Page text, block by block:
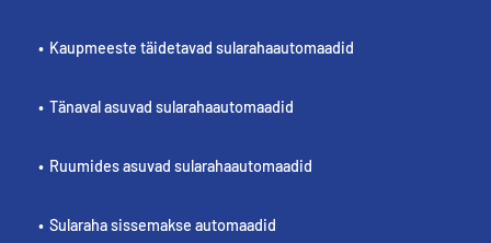
Kaupmeeste täidetavad sularahaautomaadid
Tänaval asuvad sularahaautomaadid
Ruumides asuvad sularahaautomaadid
Sularaha sissemakse automaadid